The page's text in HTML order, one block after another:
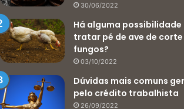
30/06/2022
Há alguma possibilidade
tratar pé de ave de
fungos?
03/10/2022
Dúvidas mais comuns
pelo crédito trabalhista
26/09/2022